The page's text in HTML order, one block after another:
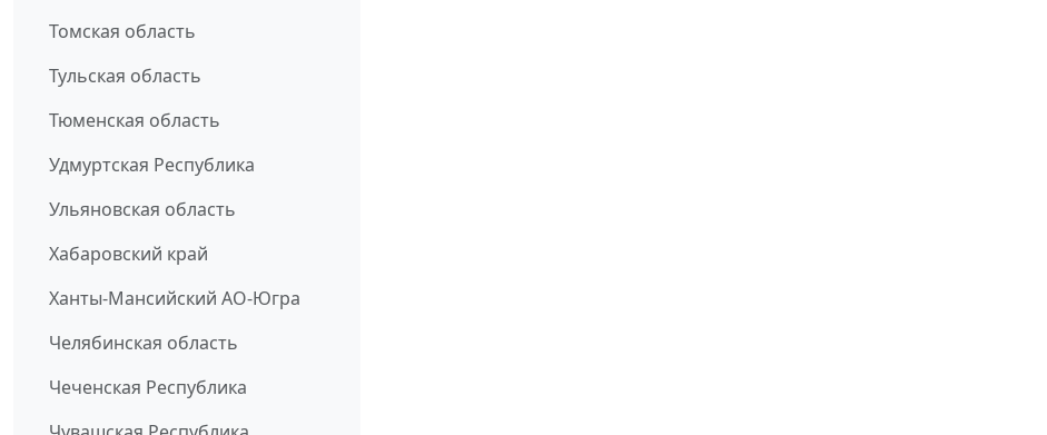
Томская область
Тульская область
Тюменская область
Удмуртская Республика
Ульяновская область
Хабаровский край
Ханты-Мансийский АО-Югра
Челябинская область
Чеченская Республика